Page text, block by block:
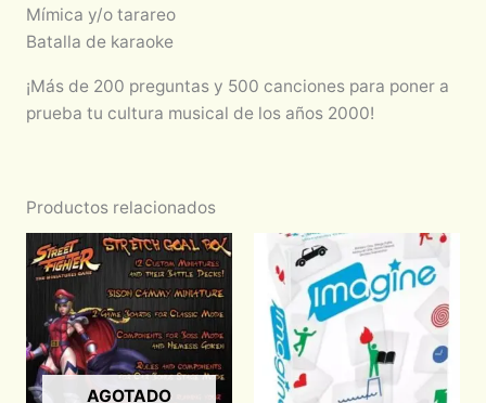
Mímica y/o tarareo
Batalla de karaoke
¡Más de 200 preguntas y 500 canciones para poner a
prueba tu cultura musical de los años 2000!
Productos relacionados
AGOTADO